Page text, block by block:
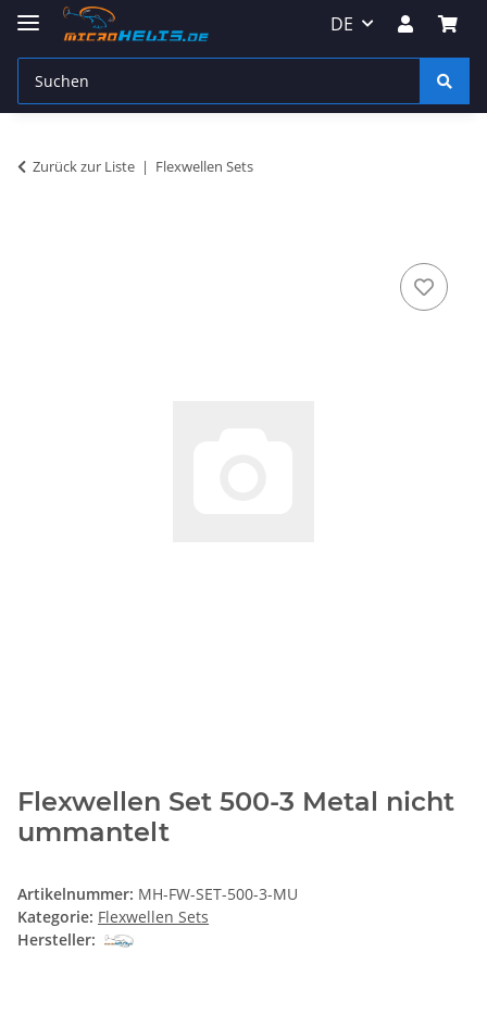
DE
Zurück zur Liste Flexwellen Sets
Flexwellen Set 500-3 Metal nicht
ummantelt
Artikelnummer: MH-FW-SET-500-3-MU
Kategorie: Flexwellen Sets
Hersteller: